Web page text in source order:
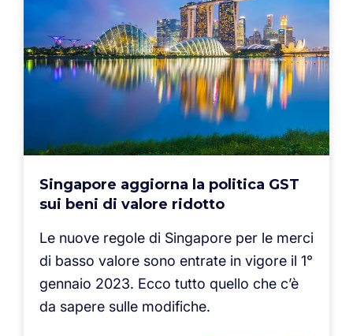
Singapore aggiorna la politica GST
sui beni di valore ridotto
Le nuove regole di Singapore per le merci
di basso valore sono entrate in vigore il 1°
gennaio 2023. Ecco tutto quello che c’è
da sapere sulle modifiche.